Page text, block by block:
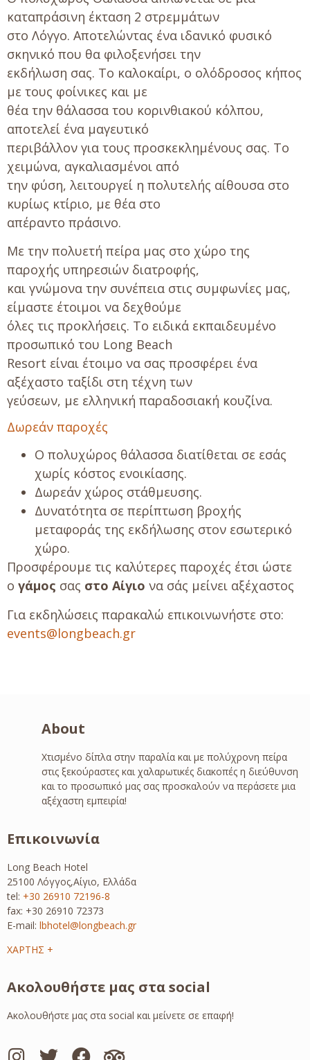
καταπράσινη έκταση 2 στρεμμάτων
στο Λόγγο. Αποτελώντας ένα ιδανικό φυσικό
σκηνικό που θα φιλοξενήσει την
εκδήλωση σας. Το καλοκαίρι, ο ολόδροσος κήπος
με τους φοίνικες και με
θέα την θάλασσα του κορινθιακού κόλπου,
αποτελεί ένα μαγευτικό
περιβάλλον για τους προσκεκλημένους σας. Το
χειμώνα, αγκαλιασμένοι από
την φύση, λειτουργεί η πολυτελής αίθουσα στο
κυρίως κτίριο, με θέα στο
απέραντο πράσινο.
Με την πολυετή πείρα μας στο χώρο της
παροχής υπηρεσιών διατροφής,
και γνώμονα την συνέπεια στις συμφωνίες μας,
είμαστε έτοιμοι να δεχθούμε
όλες τις προκλήσεις. Το ειδικά εκπαιδευμένο
προσωπικό του Long Beach
Resort είναι έτοιμο να σας προσφέρει ένα
αξέχαστο ταξίδι στη τέχνη των
γεύσεων, με ελληνική παραδοσιακή κουζίνα.
Δωρεάν παροχές
Ο πολυχώρος θάλασσα διατίθεται σε εσάς
χωρίς κόστος ενοικίασης.
Δωρεάν χώρος στάθμευσης.
Δυνατότητα σε περίπτωση βροχής
μεταφοράς της εκδήλωσης στον εσωτερικό
χώρο.
Προσφέρουμε τις καλύτερες παροχές έτσι ώστε
ο γάμος σας στο Αίγιο να σάς μείνει αξέχαστος
Για εκδηλώσεις παρακαλώ επικοινωνήστε στο:
events@longbeach.gr
About
Χτισμένο δίπλα στην παραλία και με πολύχρονη πείρα
στις ξεκούραστες και χαλαρωτικές διακοπές η διεύθυνση
και το προσωπικό μας σας προσκαλούν να περάσετε μια
αξέχαστη εμπειρία!
Επικοινωνία
Long Beach Hotel
25100 Λόγγος,Αίγιο, Ελλάδα
tel: +30 26910 72196-8
fax: +30 26910 72373
E-mail: lbhotel@longbeach.gr
ΧΑΡΤΗΣ +
Ακολουθήστε μας στα social
Ακολουθήστε μας στα social και μείνετε σε επαφή!